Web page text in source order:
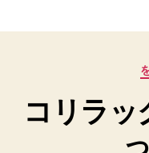
コリラッ